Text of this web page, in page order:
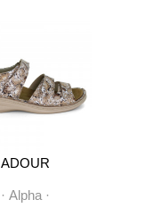
ADOUR
· Alpha·